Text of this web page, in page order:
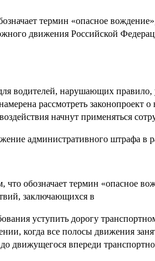
термин «опасное
движения Российской
водителей, нарушающих
рассмотреть законопроект о
начнут применяться
административного штрафа
что обозначает термин «опасное
заключающихся в
уступить дорогу
когда все полосы движения
движущегося впереди